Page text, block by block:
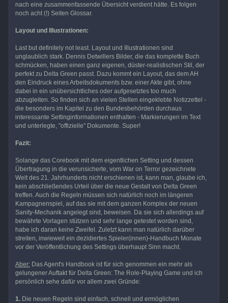
nach eine zusammenfassende Übersicht verdient hätte. Es folgen
noch acht (!) Seiten Glossar.
Layout und Illustrationen:
Last but definitely not least. Layout und Illustrationen sind
unglaublich stark. Dennis Detwillers Bilder, die das komplette Buch
schmücken, haben einen ganz eigenen, düster-realistischen Stil, der
perfekt zu Delta Green passt. Dazu kommt ein Layout, das dem AH
den Eindruck eines Arbeitsdokuments bzw. einer Akte gibt, ohne
dabei in ein unübersichtliches oder aufgesetztes too much
abzugleiten. So finden sich an vielen Stellen eingeklebte Notizzettel -
die besonders im Kapitel zu den Bundesbehörden durchaus
interessante Settinginformationen enthalten - Markierungen im Text
und unterlegte, "offizielle" Dokumente. Super!
Fazit:
Solange das Corebook mit dem eigentlichen Setting und dessen
Übertragung in die verunsicherte, vom War on Terror gezeichnete
Welt des 21. Jahrhunderts nicht erschienen ist, kann man, glaube ich,
kein abschließendes Urteil über die neue Gestalt von Delta Green
treffen. Auch die Regeln müssen sich natürlich noch im längeren
Kampagnenspiel, auf das sie mit dem ganzen Komplex der neuen
Sanity-Mechanik angelegt sind, beweisen. Da sie sich allerdings auf
bewährte Vorlagen stützen und sehr lange getestet worden sind,
habe ich daran keine Zweifel. Zuletzt kann man natürlich darüber
streiten, inwieweit ein dezidiertes Spieler(innen)-Handbuch Monate
vor der Veröffentlichung des Settings überhaupt Sinn macht.
Aber:Das Agent's Handbook ist für sich genommen ein mehr als
gelungener Auftakt für Delta Green: The Role-Playing Game und ich
persönlich sehe dafür vor allem zwei Gründe:
1. Die neuen Regeln sind einfach, schnell und ermöglichen